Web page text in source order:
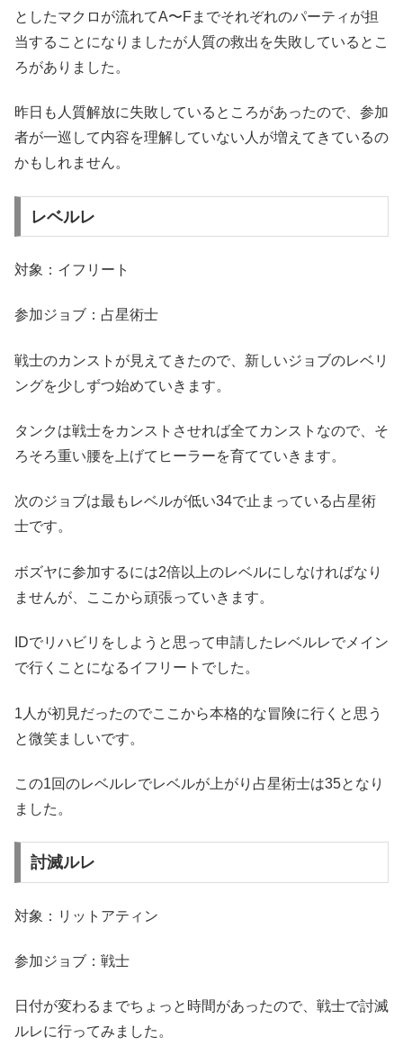
としたマクロが流れてA〜Fまでそれぞれのパーティが担
当することになりましたが人質の救出を失敗しているとこ
ろがありました。
昨日も人質解放に失敗しているところがあったので、参加
者が一巡して内容を理解していない人が増えてきているの
かもしれません。
レベルレ
対象：イフリート
参加ジョブ：占星術士
戦士のカンストが見えてきたので、新しいジョブのレベリ
ングを少しずつ始めていきます。
タンクは戦士をカンストさせれば全てカンストなので、そ
ろそろ重い腰を上げてヒーラーを育てていきます。
次のジョブは最もレベルが低い34で止まっている占星術
士です。
ボズヤに参加するには2倍以上のレベルにしなければなり
ませんが、ここから頑張っていきます。
IDでリハビリをしようと思って申請したレベルレでメイン
で行くことになるイフリートでした。
1人が初見だったのでここから本格的な冒険に行くと思う
と微笑ましいです。
この1回のレベルレでレベルが上がり占星術士は35となり
ました。
討滅ルレ
対象：リットアティン
参加ジョブ：戦士
日付が変わるまでちょっと時間があったので、戦士で討滅
ルレに行ってみました。